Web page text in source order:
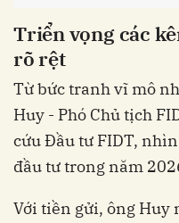
Triển vọng các
rõ rệt
Từ bức tranh vĩ mô
Huy - Phó Chủ tịch
cứu Đầu tư FIDT,
đầu tư trong năm
Với tiền gửi, ông Huy